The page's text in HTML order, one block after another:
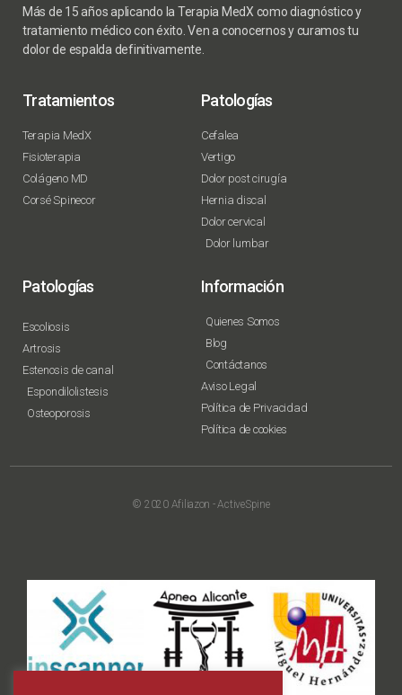
Más de 15 años aplicando la Terapia MedX como diagnóstico y
tratamiento médico con éxito. Ven a conocernos y curamos tu
dolor de espalda definitivamente.
Tratamientos
Terapia MedX
Fisioterapia
Colágeno MD
Corsé Spinecor
Patologías
Cefalea
Vertigo
Dolor post cirugía
Hernia discal
Dolor cervical
Dolor lumbar
Patologías
Escoliosis
Artrosis
Estenosis de canal
Espondilolistesis
Osteoporosis
Información
Quienes Somos
Blog
Contáctanos
Aviso Legal
Política de Privacidad
Política de cookies
© 2020 Afiliazon - ActiveSpine